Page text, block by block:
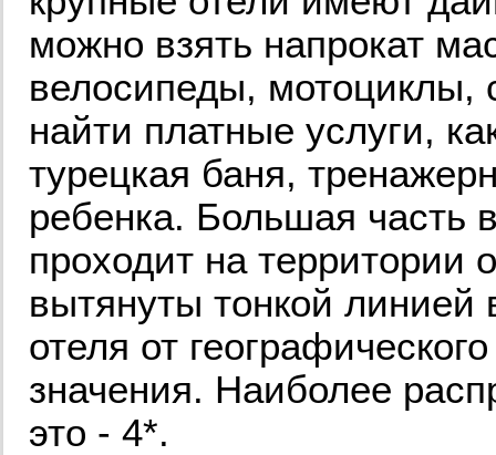
можно взять напрокат
велосипеды, мотоциклы,
найти платные услуги,
турецкая баня,
ребенка. Большая часть
проходит на территории
вытянуты тонкой линией
отеля от
значения. Наиболее
это - 4*.